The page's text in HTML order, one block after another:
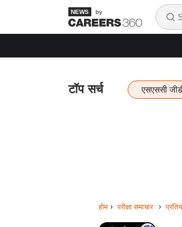
by
टॉप सर्च एसएससी
होम परीक्षा समाचार